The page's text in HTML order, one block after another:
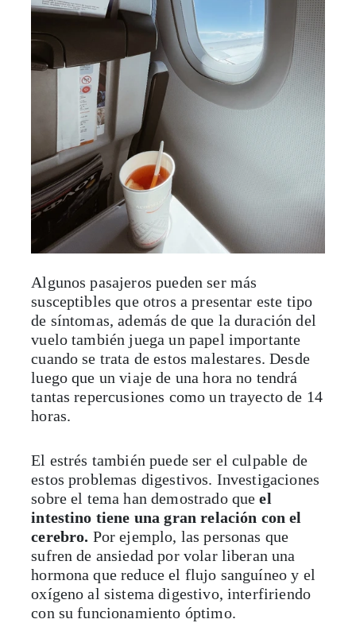
Algunos pasajeros pueden ser más
susceptibles que otros a presentar este tipo
de síntomas, además de que la duración del
vuelo también juega un papel importante
cuando se trata de estos malestares. Desde
luego que un viaje de una hora no tendrá
tantas repercusiones como un trayecto de 14
horas.
El estrés también puede ser el culpable de
estos problemas digestivos. Investigaciones
sobre el tema han demostrado queel
intestino tiene una gran relación con el
cerebro. Por ejemplo, las personas que
sufren de ansiedad por volar liberan una
hormona que reduce el flujo sanguíneo y el
oxígeno al sistema digestivo, interfiriendo
con su funcionamiento óptimo.